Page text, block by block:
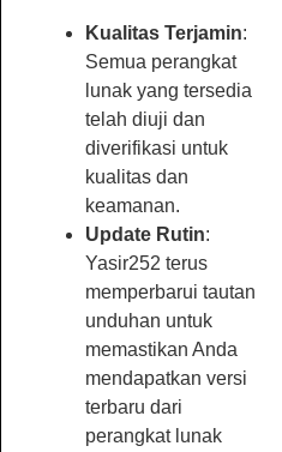
Kualitas Terjamin:
Semua perangkat
lunak yang tersedia
telah diuji dan
diverifikasi untuk
kualitas dan
keamanan.
Update Rutin:
Yasir252 terus
memperbarui tautan
unduhan untuk
memastikan Anda
mendapatkan versi
terbaru dari
perangkat lunak